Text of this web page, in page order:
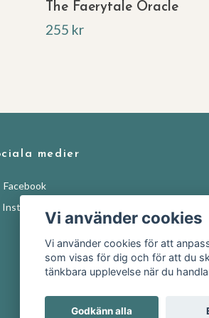
The Faerytale Oracle
255 kr
medier
Facebook
Instagram
Vi använder cookies
Vi använder cookies för att
som visas för dig och för att du
tänkbara upplevelse när du
Godkänn alla